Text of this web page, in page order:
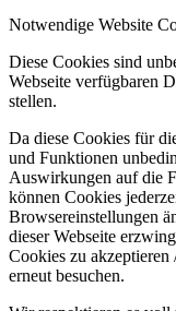
Notwendige Website
Diese Cookies sind
Webseite verfügbaren
stellen.
Da diese Cookies für
und Funktionen
Auswirkungen auf die
können Cookies
Browsereinstellungen
dieser Webseite
Cookies zu akzeptieren
erneut besuchen.